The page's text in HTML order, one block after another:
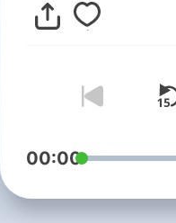
00:00